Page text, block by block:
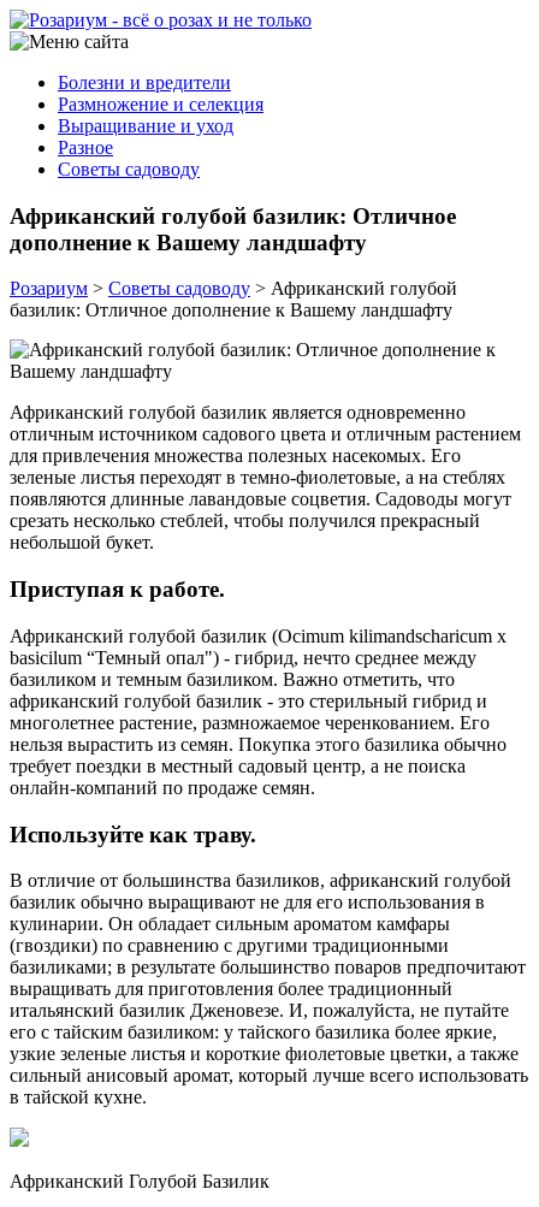
Болезни и вредители
Размножение и селекция
Выращивание и уход
Разное
Советы садоводу
Африканский голубой базилик: Отличное
дополнение к Вашему ландшафту
Розариум > Советы садоводу > Африканский голубой
базилик: Отличное дополнение к Вашему ландшафту
Африканский голубой базилик является одновременно
отличным источником садового цвета и отличным растением
для привлечения множества полезных насекомых. Его
зеленые листья переходят в темно-фиолетовые, а на стеблях
появляются длинные лавандовые соцветия. Садоводы могут
срезать несколько стеблей, чтобы получился прекрасный
небольшой букет.
Приступая к работе.
Африканский голубой базилик (Ocimum kilimandscharicum x
basicilum “Темный опал") - гибрид, нечто среднее между
базиликом и темным базиликом. Важно отметить, что
африканский голубой базилик - это стерильный гибрид и
многолетнее растение, размножаемое черенкованием. Его
нельзя вырастить из семян. Покупка этого базилика обычно
требует поездки в местный садовый центр, а не поиска
онлайн-компаний по продаже семян.
Используйте как траву.
В отличие от большинства базиликов, африканский голубой
базилик обычно выращивают не для его использования в
кулинарии. Он обладает сильным ароматом камфары
(гвоздики) по сравнению с другими традиционными
базиликами; в результате большинство поваров предпочитают
выращивать для приготовления более традиционный
итальянский базилик Дженовезе. И, пожалуйста, не путайте
его с тайским базиликом: у тайского базилика более яркие,
узкие зеленые листья и короткие фиолетовые цветки, а также
сильный анисовый аромат, который лучше всего использовать
в тайской кухне.
Африканский Голубой Базилик